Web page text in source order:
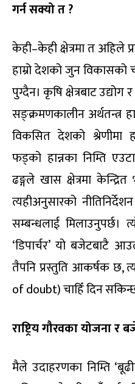
गर्न सक्यो त ?
केही–केही क्षेत्रमा त अहिले
हाम्रो देशको जुन
पुग्दैन। कृषि क्षेत्रबाट
सङ्क्रमणकालीन अर्थतन्त्र
विकसित देशको श्रेणीमा
फड्को हान्नका निम्ति
ढङ्गले खास क्षेत्रमा
त्यहीअनुसारको नीतिनिर्देशन
सम्बन्धलाई मिलाउनुपर्छ।
‘डिपार्चर’ यो बजेटबाटै
तैपनि प्रस्तुति आकर्षक छ,
of doubt) चाहिँ दिन
राष्ट्रिय गौरवका योजना
मैले उदाहरणका निम्ति